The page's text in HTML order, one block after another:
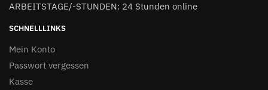
ARBEITSTAGE/-STUNDEN: 24 Stunden online
SCHNELLLINKS
Mein Konto
Passwort vergessen
Kasse